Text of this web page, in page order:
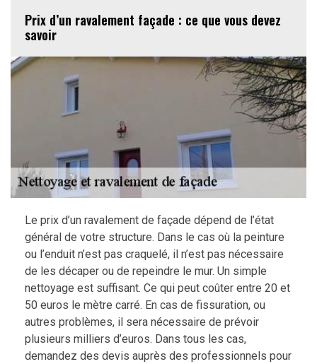
Prix d’un ravalement façade : ce que vous devez
savoir
Le prix d’un ravalement de façade dépend de l’état
général de votre structure. Dans le cas où la peinture
ou l’enduit n’est pas craquelé, il n’est pas nécessaire
de les décaper ou de repeindre le mur. Un simple
nettoyage est suffisant. Ce qui peut coûter entre 20 et
50 euros le mètre carré. En cas de fissuration, ou
autres problèmes, il sera nécessaire de prévoir
plusieurs milliers d’euros. Dans tous les cas,
demandez des devis auprès des professionnels pour